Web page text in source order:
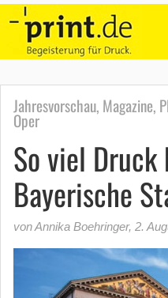
Jahresvorschau, Magazine,
Oper
So viel
Bayerische
von Annika Boehringer, 2.